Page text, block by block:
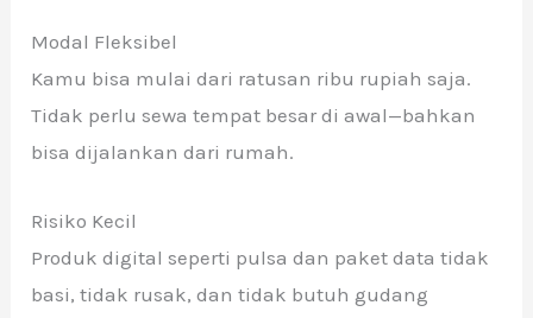
Modal Fleksibel
Kamu bisa mulai dari ratusan ribu rupiah saja.
Tidak perlu sewa tempat besar di awal—bahkan
bisa dijalankan dari rumah.
Risiko Kecil
Produk digital seperti pulsa dan paket data tidak
basi, tidak rusak, dan tidak butuh gudang